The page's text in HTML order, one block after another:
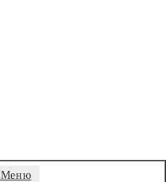
Меню